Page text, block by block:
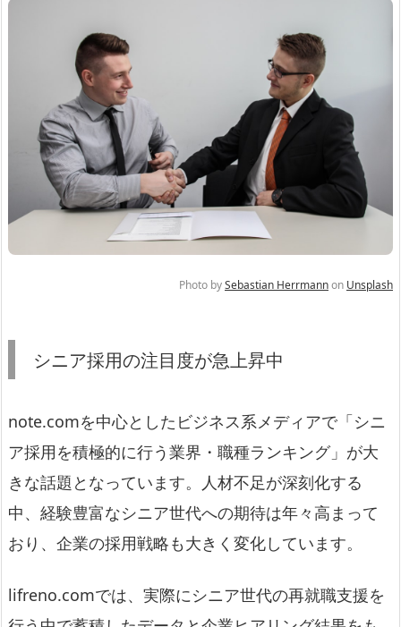
Photo bySebastian Herrmannon Unsplash
シニア採用の注目度が急上昇中
note.comを中心としたビジネス系メディアで「シニ
ア採用を積極的に行う業界・職種ランキング」が大
きな話題となっています。人材不足が深刻化する
中、経験豊富なシニア世代への期待は年々高まって
おり、企業の採用戦略も大きく変化しています。
lifreno.comでは、実際にシニア世代の再就職支援を